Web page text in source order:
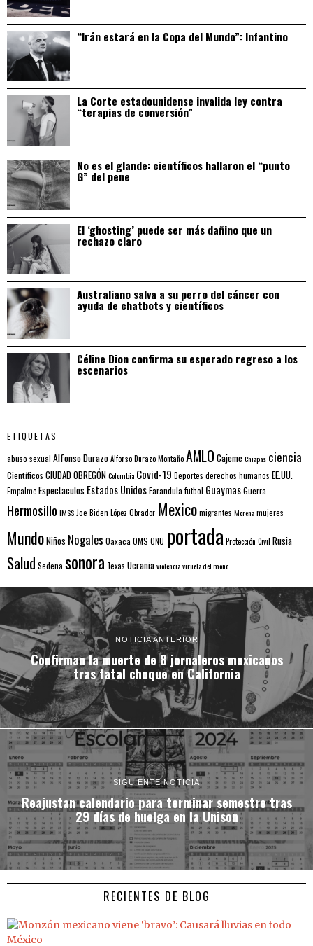
“Irán estará en la Copa del Mundo”: Infantino
La Corte estadounidense invalida ley contra
“terapias de conversión”
No es el glande: científicos hallaron el “punto
G” del pene
El ‘ghosting’ puede ser más dañino que un
rechazo claro
Australiano salva a su perro del cáncer con
ayuda de chatbots y científicos
Céline Dion confirma su esperado regreso a los
escenarios
ETIQUETAS
abuso sexual Alfonso DurazoAlfonso Durazo MontañoAMLO CajemeChiapas ciencia
Científicos CIUDAD OBREGÓNColombia Covid-19 Deportes derechos humanos EE.UU.
EmpalmeEspectaculos Estados UnidosFarandulafutbol GuaymasGuerra
Hermosillo IMSS Joe Biden López Obrador Mexicomigrantes Morenamujeres
MundoNiños Nogales Oaxaca OMS ONU portada Protección Civil Rusia
Salud Sedena sonora Texas Ucraniaviolenciaviruela del mono
NOTICIA ANTERIOR
Confirman la muerte de 8 jornaleros mexicanos
tras fatal choque en California
SIGUIENTE NOTICIA
Reajustan calendario para terminar semestre tras
29 días de huelga en la Unison
RECIENTES DE BLOG